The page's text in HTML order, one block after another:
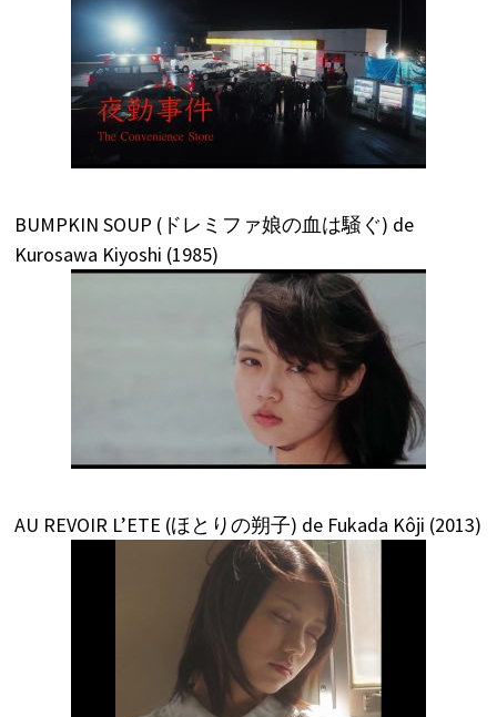
BUMPKIN SOUP (ドレミファ娘の血は騒ぐ) de
Kurosawa Kiyoshi (1985)
AU REVOIR L’ETE (ほとりの朔子) de Fukada Kôji (2013)